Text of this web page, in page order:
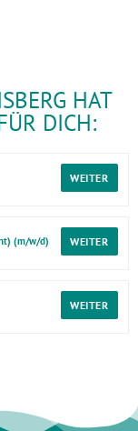
HAT
DICH:
(m/w/d)